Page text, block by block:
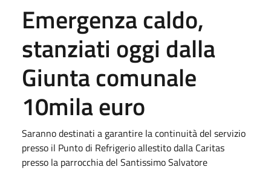
Emergenza caldo,
stanziati oggi dalla
Giunta comunale
10mila euro
Saranno destinati a garantire la continuità del servizio
presso il Punto di Refrigerio allestito dalla Caritas
presso la parrocchia del Santissimo Salvatore